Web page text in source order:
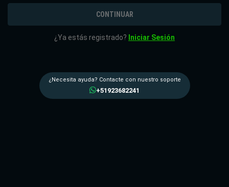
CONTINUAR
¿Ya estás registrado? Iniciar Sesión
¿Necesita ayuda? Contacte con nuestro soporte
+51923682241